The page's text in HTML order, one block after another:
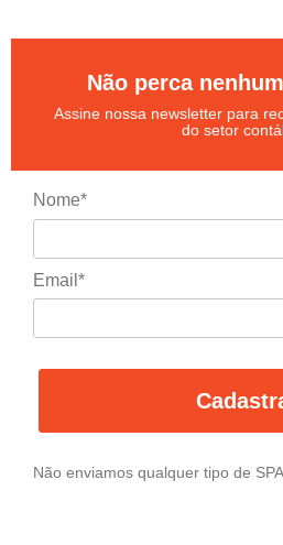
Não perca
Assine nossa newsletter para
do setor
Nome*
Email*
Não enviamos qualquer tipo de